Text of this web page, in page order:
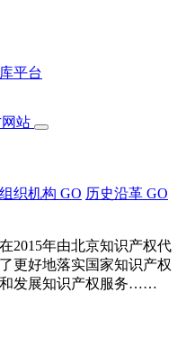
平台
组织机构 GO 历史沿革 GO
2015年由北京知识产权代
更好地落实国家知识产权
和发展知识产权服务……